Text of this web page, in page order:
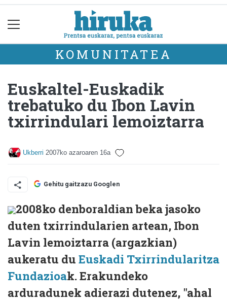
KOMUNITATEA
Euskaltel-Euskadik
trebatuko du Ibon Lavin
txirrindulari lemoiztarra
Ukberri 2007ko azaroaren 16a
Gehitu gaitzazu Googlen
2008ko denboraldian beka jasoko
duten txirrindularien artean, Ibon
Lavin lemoiztarra (argazkian)
aukeratu du Euskadi Txirrindularitza
Fundazioak. Erakundeko
arduradunek adierazi dutenez, "ahal